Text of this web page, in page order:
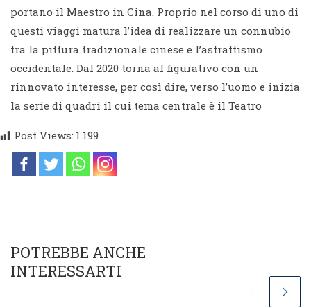
portano il Maestro in Cina. Proprio nel corso di uno di
questi viaggi matura l’idea di realizzare un connubio
tra la pittura tradizionale cinese e l’astrattismo
occidentale. Dal 2020 torna al figurativo con un
rinnovato interesse, per così dire, verso l’uomo e inizia
la serie di quadri il cui tema centrale è il Teatro
Post Views: 1.199
POTREBBE ANCHE
INTERESSARTI